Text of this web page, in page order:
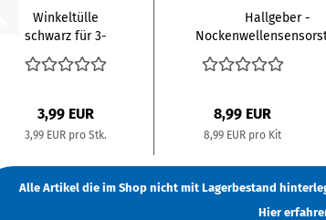
Winkeltülle
schwarz für 3-
poligen
Stecker...
3,99 EUR
3,99 EUR pro Stk.
Hallgeber -
Kit...
8,99 EUR
8,99 EUR pro Kit
Alle Artikel die im Shop nicht mit Lagerbestand
Hier